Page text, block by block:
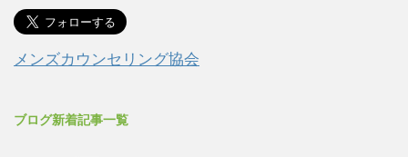
メンズカウンセリング協会
ブログ新着記事一覧